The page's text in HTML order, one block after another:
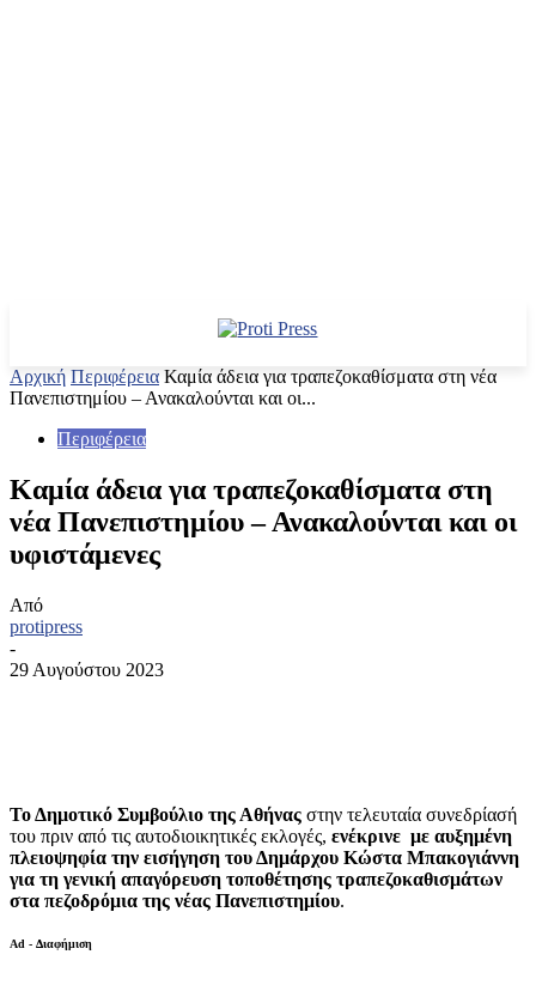
Αρχική Περιφέρεια Καμία άδεια για τραπεζοκαθίσματα στη νέα
Πανεπιστημίου – Ανακαλούνται και οι...
Περιφέρεια
Καμία άδεια για τραπεζοκαθίσματα στη
νέα Πανεπιστημίου – Ανακαλούνται και οι
υφιστάμενες
Από
protipress
-
29 Αυγούστου 2023
Το Δημοτικό Συμβούλιο της Αθήνας στην τελευταία συνεδρίασή
του πριν από τις αυτοδιοικητικές εκλογές, ενέκρινε με αυξημένη
πλειοψηφία την εισήγηση του Δημάρχου Κώστα Μπακογιάννη
για τη γενική απαγόρευση τοποθέτησης τραπεζοκαθισμάτων
στα πεζοδρόμια της νέας Πανεπιστημίου.
Ad - Διαφήμιση